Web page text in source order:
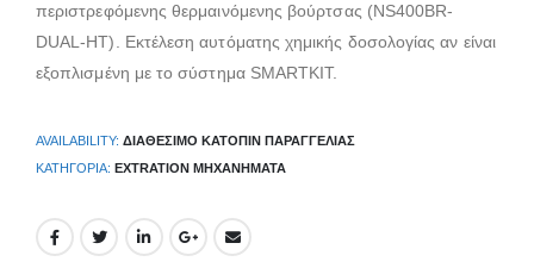
περιστρεφόμενης θερμαινόμενης βούρτσας (NS400BR-
DUAL-ΗΤ). Εκτέλεση αυτόματης χημικής δοσολογίας αν είναι
εξοπλισμένη με το σύστημα SMARTKIT.
AVAILABILITY: ΔΙΑΘΈΣΙΜΟ ΚΑΤΌΠΙΝ ΠΑΡΑΓΓΕΛΊΑΣ
ΚΑΤΗΓΟΡΊΑ: EXTRATION ΜΗΧΑΝΉΜΑΤΑ